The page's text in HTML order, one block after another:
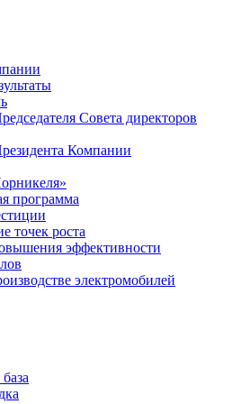
Совета директоров
Компании
программа
точек роста
эффективности
электромобилей